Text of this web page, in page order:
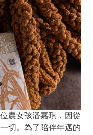
農女孩潘嘉琪，因從
切。為了陪伴年邁的